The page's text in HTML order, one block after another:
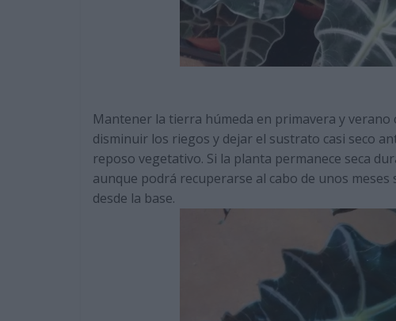
Mantener la tierra húmeda en primavera y
disminuir los riegos y dejar el sustrato casi seco
reposo vegetativo. Si la planta permanece seca
aunque podrá recuperarse al cabo de unos
desde la base.